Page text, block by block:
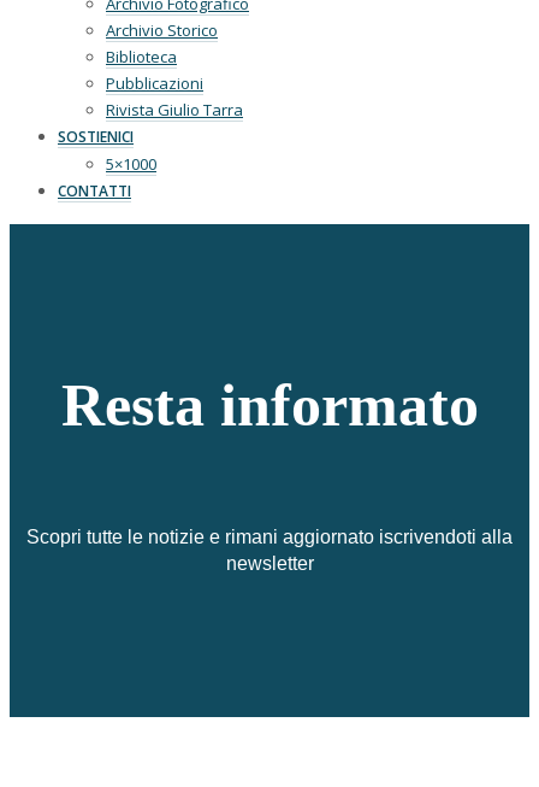
Archivio Storico
Biblioteca
Pubblicazioni
Rivista Giulio Tarra
SOSTIENICI
5×1000
CONTATTI
Resta informato
Scopri tutte le notizie e rimani aggiornato iscrivendoti alla
newsletter